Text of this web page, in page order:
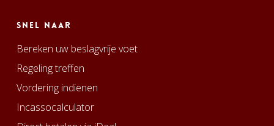
Snel naar
Bereken uw beslagvrije voet
Regeling treffen
Vordering indienen
Incassocalculator